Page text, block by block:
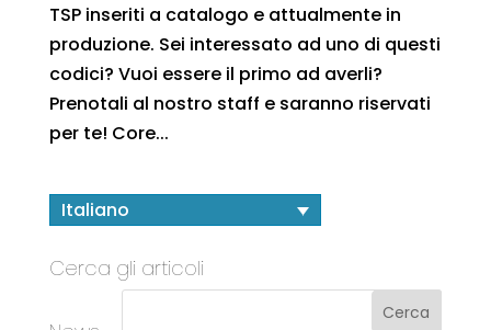
TSP inseriti a catalogo e attualmente in
produzione. Sei interessato ad uno di questi
codici? Vuoi essere il primo ad averli?
Prenotali al nostro staff e saranno riservati
per te! Core...
Italiano
Cerca gli articoli